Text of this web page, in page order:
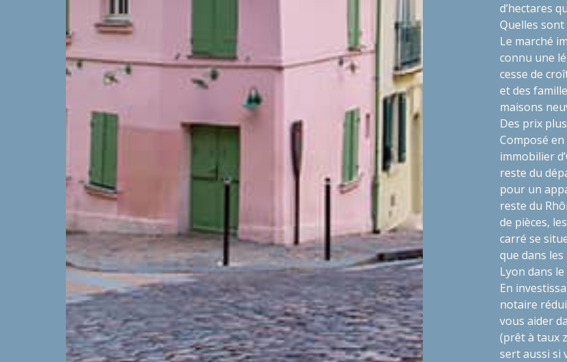
d’hectares
Quelles
Le marché
connu une
cesse de
et des
maisons
Des prix
Composé
immobilier
reste du
pour un
reste du
de pièces,
carré se
que dans
Lyon dans
En
notaire
vous aider
(prêt à taux
sert aussi si